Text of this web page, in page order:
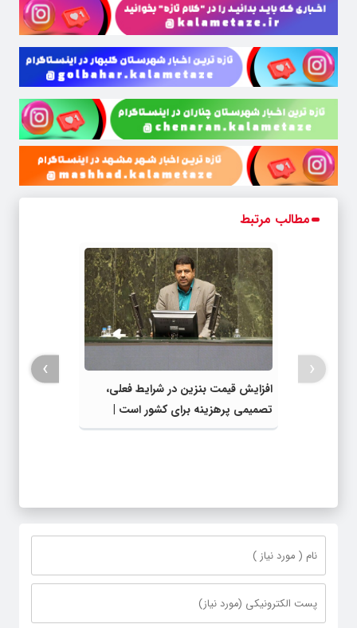
مطالب مرتبط
افزایش قیمت بنزین در شرایط فعلی،
تصمیمی پرهزینه برای کشور است |
دولت، قاچاق سوخت و عوامل اصلی
‹
›